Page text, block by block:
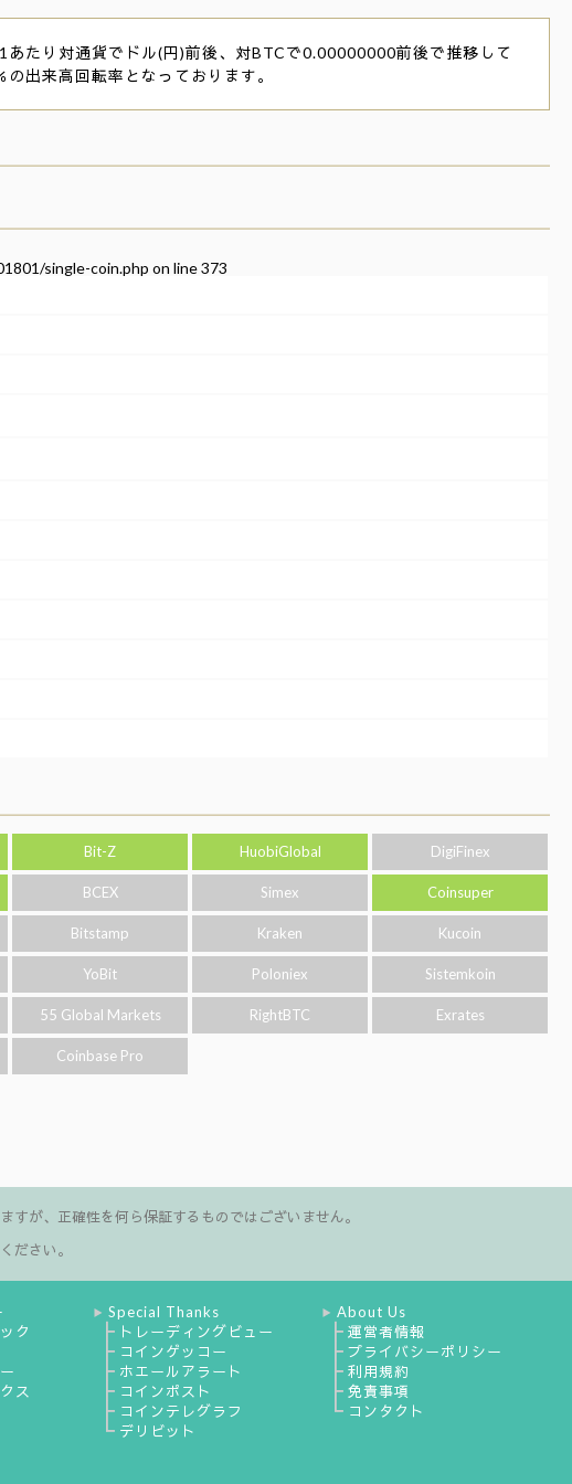
たり対通貨でドル(円)前後、対BTCで0.00000000前後で推移して
出来高回転率となっております。
single-coin.php on line373
Bit-Z HuobiGlobal DigiFinex
BCEX Simex Coinsuper
Bitstamp Kraken Kucoin
YoBit Poloniex Sistemkoin
55 Global Markets RightBTC Exrates
Coinbase Pro
が、正確性を何ら保証するものではございません。
ださい。
ク
ス
▶ Special Thanks
┣ トレーディングビュー
┣ コインゲッコー
┣ ホエールアラート
┣ コインポスト
┣ コインテレグラフ
┗ デリビット
▶ About Us
┣ 運営者情報
┣ プライバシーポリシー
┣ 利用規約
┣ 免責事項
┗ コンタクト